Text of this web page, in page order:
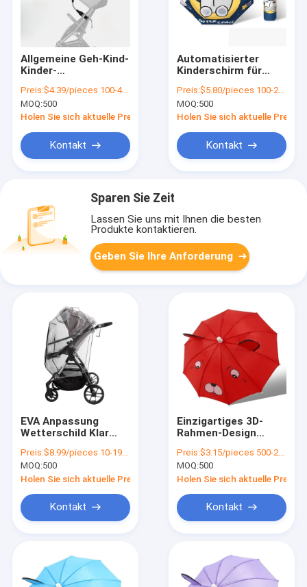
Allgemeine Geh-Kind-
Kinder-
Abbrechbarer
Regenschirm für
Geschäftsgeschenke
Preis:$4.39/pieces 100-499 pieces
MOQ:500
Holen Sie sich aktuelle Preis
Kontakt
Automatisierter
Kinderschirm für
Kindergarten
Preis:$5.80/pieces 100-299 pieces
MOQ:500
Holen Sie sich aktuelle Preis
Kontakt
Sparen Sie Zeit
Lassen Sie uns mit Ihnen die besten
Produkte kontaktieren.
Geben Sie Ihre Anforderung
EVA Anpassung
Wetterschild Klar
Regen Deckel
Preis:$8.99/pieces 10-199 pieces
MOQ:500
Holen Sie sich aktuelle Preis
Kontakt
Einzigartiges 3D-
Rahmen-Design
in-One-Funktion und
Plastikgriff
Preis:$3.15/pieces 500-2999 pieces
MOQ:500
Holen Sie sich aktuelle Preis
Kontakt